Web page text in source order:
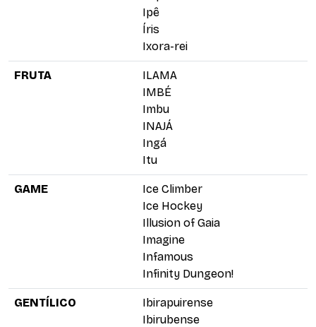
Ipê
Íris
Ixora-rei
FRUTA
ILAMA
IMBÉ
Imbu
INAJÁ
Ingá
Itu
GAME
Ice Climber
Ice Hockey
Illusion of Gaia
Imagine
Infamous
Infinity Dungeon!
GENTÍLICO
Ibirapuirense
Ibirubense